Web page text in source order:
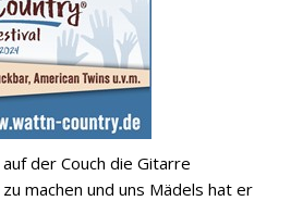
der Couch die Gitarre
machen und uns Mädels hat er